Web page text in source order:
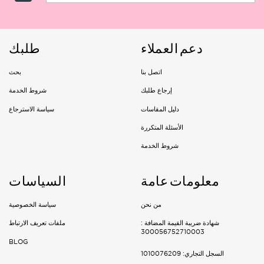
Riyadh
Jeddah, Dammam & Khobar
Delivery 2-5 Working days
دعم العملاء
اتصل بنا
إرجاع طلبك
دليل المقاسات
الأسئلة المتكررة
شروط الخدمة
طلبك
بحث
شروط الخدمة
سياسة الاسترجاع
معلومات عامة
من نحن
شهادة ضريبة القيمة المضافة :
300056752710003
السجل التجاري: 1010076209
السياسات
سياسة الخصوصية
ملفات تعريف الارتباط
BLOG